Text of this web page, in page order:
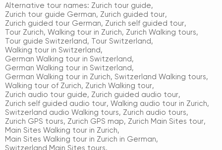
Alternative tour names: Zurich tour guide,
Zurich tour guide German, Zurich guided tour,
Zurich guided tour German, Zurich self guided tour,
Tour Zurich, Walking tour in Zurich, Zurich Walking tours,
Tour guide Switzerland, Tour Switzerland,
Walking tour in Switzerland,
German Walking tour in Switzerland,
German Walking tour in Switzerland,
German Walking tour in Zurich, Switzerland Walking tours,
Walking tour of Zurich, Zurich Walking tour,
Zurich audio tour guide, Zurich guided audio tour,
Zurich self guided audio tour, Walking audio tour in Zurich,
Switzerland audio Walking tours, Zurich audio tours,
Zurich GPS tours, Zurich GPS map, Zurich Main Sites tour,
Main Sites Walking tour in Zurich,
Main Sites Walking tour in Zurich in German,
Switzerland Main Sites tours,